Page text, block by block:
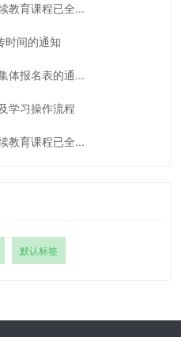
教育课程已全...
时间的通知
体报名表的通...
学习操作流程
教育课程已全...
默认标签